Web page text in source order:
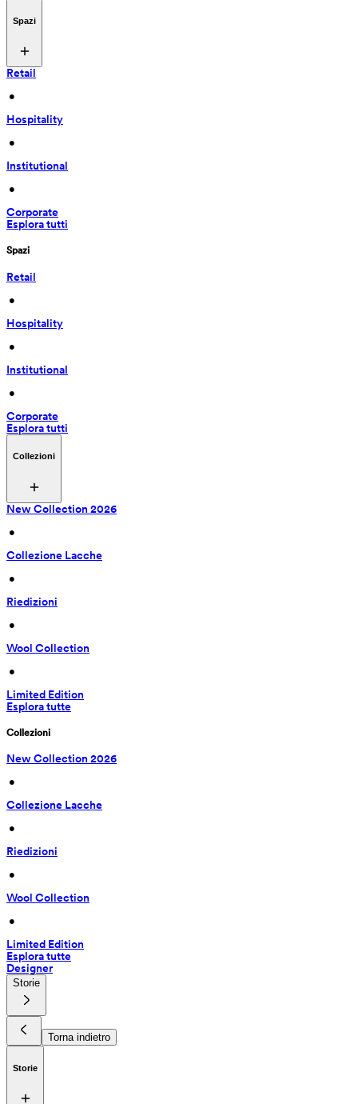
Spazi
Retail
•
Hospitality
•
Institutional
•
Corporate
Esplora tutti
Spazi
Retail
•
Hospitality
•
Institutional
•
Corporate
Esplora tutti
Collezioni
New Collection 2026
•
Collezione Lacche
•
Riedizioni
•
Wool Collection
•
Limited Edition
Esplora tutte
Collezioni
New Collection 2026
•
Collezione Lacche
•
Riedizioni
•
Wool Collection
•
Limited Edition
Esplora tutte
Designer
Storie
Torna indietro
Storie